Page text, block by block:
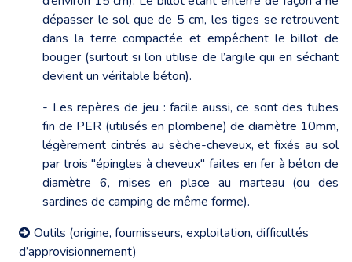
dépasser le sol que de 5 cm, les tiges se retrouvent
dans la terre compactée et empêchent le billot de
bouger (surtout si l’on utilise de l’argile qui en séchant
devient un véritable béton).
- Les repères de jeu : facile aussi, ce sont des tubes
fin de PER (utilisés en plomberie) de diamètre 10mm,
légèrement cintrés au sèche-cheveux, et fixés au sol
par trois "épingles à cheveux" faites en fer à béton de
diamètre 6, mises en place au marteau (ou des
sardines de camping de même forme).
Outils (origine, fournisseurs, exploitation, difficultés
d’approvisionnement)